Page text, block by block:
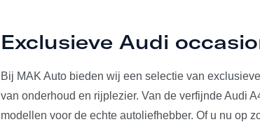
Exclusieve Audi
Bij MAK Auto bieden wij een selectie van
van onderhoud en rijplezier. Van de verfijnde Audi
modellen voor de echte autoliefhebber. Of u nu op